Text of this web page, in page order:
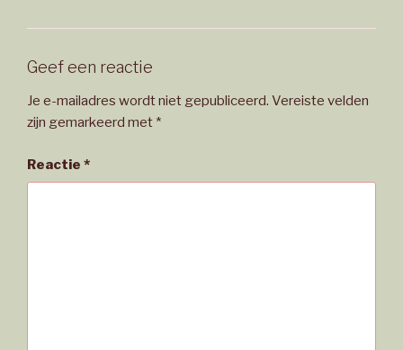
Geef een reactie
Je e-mailadres wordt niet gepubliceerd. Vereiste velden
zijn gemarkeerd met *
Reactie *